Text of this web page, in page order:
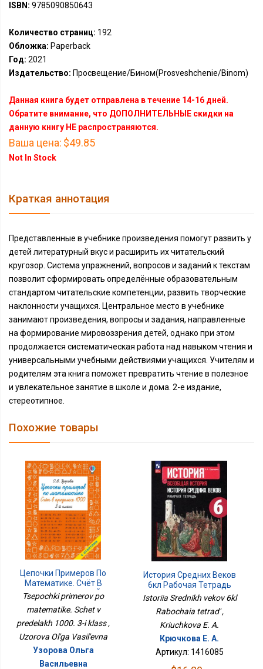
ISBN: 9785090850643
Количество страниц: 192
Обложка: Paperback
Год: 2021
Издательство: Просвещение/Бином(Prosveshchenie/Binom)
Данная книга будет отправлена в течение 14-16 дней.
Обратите внимание, что ДОПОЛНИТЕЛЬНЫЕ скидки на
данную книгу НЕ распространяются.
Ваша цена: $49.85
Not In Stock
Краткая аннотация
Представленные в учебнике произведения помогут развить у
детей литературный вкус и расширить их читательский
кругозор. Система упражнений, вопросов и заданий к текстам
позволит сформировать определённые образовательным
стандартом читательские компетенции, развить творческие
наклонности учащихся. Центральное место в учебнике
занимают произведения, вопросы и задания, направленные
на формирование мировоззрения детей, однако при этом
продолжается систематическая работа над навыком чтения и
универсальными учебными действиями учащихся. Учителям и
родителям эта книга поможет превратить чтение в полезное
и увлекательное занятие в школе и дома. 2-е издание,
стереотипное.
Похожие товары
Цепочки Примеров По
Математике. Счёт В
Пределах 1000. 3-Й
Класс
Tsepochki primerov po
matematike. Schet v
predelakh 1000. 3-i klass ,
Uzorova Ol'ga Vasil'evna
Узорова Ольга
Васильевна
История Средних Веков
6кл Рабочая Тетрадь
Istoriia Srednikh vekov 6kl
Rabochaia tetrad' ,
Kriuchkova E. A.
Крючкова Е. А.
Артикул: 1416085